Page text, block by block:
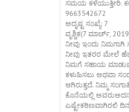
ಸಮಯ ಕಳೆಯುತ್ತೀರಿ.
9663542672
ಅದೃಷ್ಟ ಸಂಖ್ಯೆ: 7
ವೃಶ್ಚಿಕ(7 ಮಾರ್ಚ್,
ನೀವು ಇಂದು
ನೀವು ಇತರರ ಮೇಲೆ
ನಿಮಗೆ ಸಹಾಯ ಮಾಡುವ
ಕಳುಹಿಸಲು ಅಥವಾ
ಆಗಿರುತ್ತದೆ. ನಿಮ್ಮ
ಕೊನೆಯಲ್ಲಿ
ಎಷ್ಟೇಕಠಿಣವಾಗಿರಲಿ